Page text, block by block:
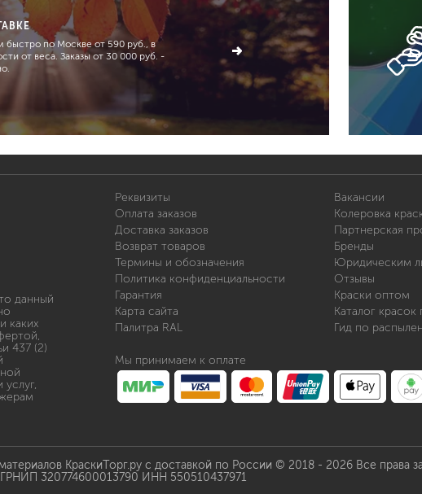
быстро по Москве от 590 руб., в
от веса. Заказы от 30 000 руб. -
данный
каких
437 (2)
Реквизиты
Оплата заказов
Доставка заказов
Возврат товаров
Термины и обозначения
Политика конфиденциальности
Гарантия
Карта сайта
Палитра RAL
Вакансии
Колеровка
Партнерская
Бренды
Юридическим
Отзывы
Краски оптом
Каталог красок
Гид по
Мы принимаем к оплате
КраскиТорг.ру с доставкой по России © 2018 - 2026 Все права
320774600013790 ИНН 550510437971